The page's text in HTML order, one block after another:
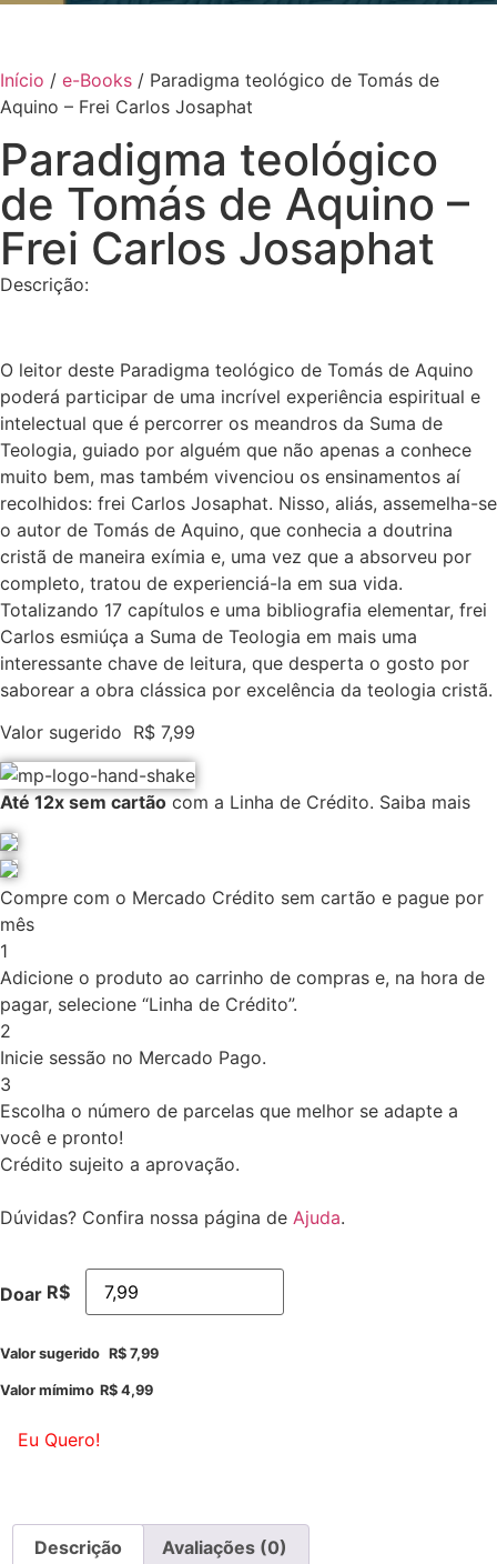
Início / e-Books / Paradigma teológico de Tomás de
Aquino – Frei Carlos Josaphat
Paradigma teológico
de Tomás de Aquino –
Frei Carlos Josaphat
Descrição:
O leitor deste Paradigma teológico de Tomás de Aquino
poderá participar de uma incrível experiência espiritual e
intelectual que é percorrer os meandros da Suma de
Teologia, guiado por alguém que não apenas a conhece
muito bem, mas também vivenciou os ensinamentos aí
recolhidos: frei Carlos Josaphat. Nisso, aliás, assemelha-se
o autor de Tomás de Aquino, que conhecia a doutrina
cristã de maneira exímia e, uma vez que a absorveu por
completo, tratou de experienciá-la em sua vida.
Totalizando 17 capítulos e uma bibliografia elementar, frei
Carlos esmiúça a Suma de Teologia em mais uma
interessante chave de leitura, que desperta o gosto por
saborear a obra clássica por excelência da teologia cristã.
Valor sugerido R$ 7,99
Até 12x sem cartão com a Linha de Crédito. Saiba mais
Compre com o Mercado Crédito sem cartão e pague por
mês
1
Adicione o produto ao carrinho de compras e, na hora de
pagar, selecione “Linha de Crédito”.
2
Inicie sessão no Mercado Pago.
3
Escolha o número de parcelas que melhor se adapte a
você e pronto!
Crédito sujeito a aprovação.
Dúvidas? Confira nossa página de Ajuda.
Doar R$
Valor sugerido R$ 7,99
Valor mímimo R$ 4,99
Eu Quero!
Descrição Avaliações (0)